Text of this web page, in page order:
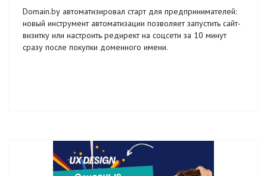
Domain.by автоматизировал старт для предпринимателей:
новый инструмент автоматизации позволяет запустить сайт-
визитку или настроить редирект на соцсети за 10 минут
сразу после покупки доменного имени.